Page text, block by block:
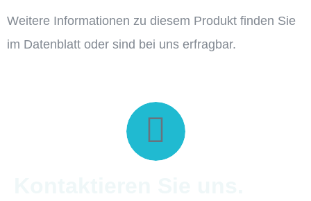
Weitere Informationen zu diesem Produkt finden Sie
im Datenblatt oder sind bei uns erfragbar.